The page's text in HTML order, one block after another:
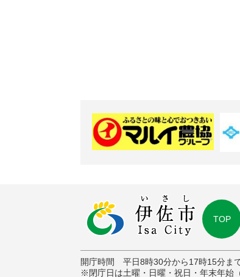
TOP
開庁時間 平日8時30分から17時15分ま
※閉庁日は土曜・日曜・祝日・年末年始